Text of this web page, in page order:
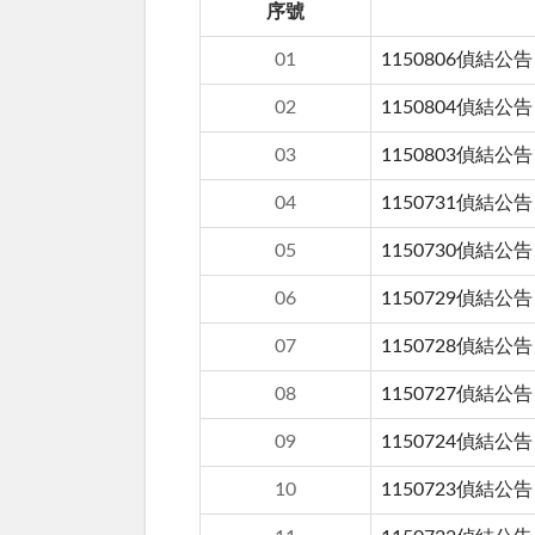
序號
01 1150806偵結公告
02 1150804偵結公告
03 1150803偵結公告
04 1150731偵結公告
05 1150730偵結公告
06 1150729偵結公告
07 1150728偵結公告
08 1150727偵結公告
09 1150724偵結公告
10 1150723偵結公告